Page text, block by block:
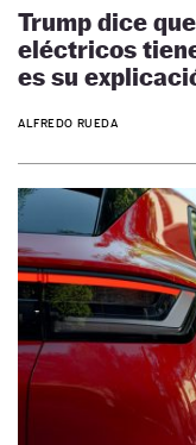
Trump dice
eléctricos
es su
ALFREDO RUEDA